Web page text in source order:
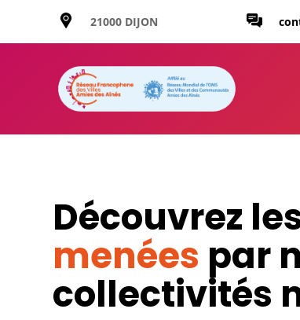
21000 DIJON
Découvrez
menées par
collectivités